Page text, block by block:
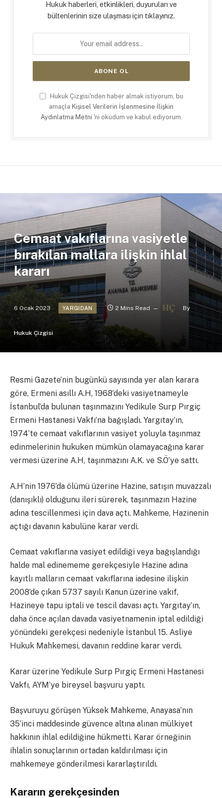
Hukuk haberleri, etkinlikleri, duyuruları ve
bültenlerinin size ulaşması için tıklayınız.
Hukuk Çizgisi'nden haber almak istiyorum, bu
amaçla Kişisel Verilerin İşlenmesine İlişkin
Aydınlatma Metni 'ni okudum ve kabul ediyorum.
Cemaat vakıflarına vasiyetle
bırakılan mallara ilişkin ihlal
kararı
6 Ocak 2023 YARGIDAN 2 Mins Read By
Hukuk Çizgisi
Resmi Gazete’nin bugünkü sayısında yer alan karara
göre, Ermeni asıllı A.H, 1968’deki vasiyetnameyle
İstanbul’da bulunan taşınmazını Yedikule Surp Pırgiç
Ermeni Hastanesi Vakfı’na bağışladı. Yargıtay’ın,
1974’te cemaat vakıflarının vasiyet yoluyla taşınmaz
edinmelerinin hukuken mümkün olamayacağına karar
vermesi üzerine A.H, taşınmazını A.K. ve S.Ö’ye sattı.
A.H’nin 1976’da ölümü üzerine Hazine, satışın muvazzalı
(danışıklı) olduğunu ileri sürerek, taşınmazın Hazine
adına tescillenmesi için dava açtı. Mahkeme, Hazinenin
açtığı davanın kabulüne karar verdi.
Cemaat vakıflarına vasiyet edildiği veya bağışlandığı
halde mal edinememe gerekçesiyle Hazine adına
kayıtlı malların cemaat vakıflarına iadesine ilişkin
2008’de çıkan 5737 sayılı Kanun üzerine vakıf,
Hazineye tapu iptali ve tescil davası açtı. Yargıtay’ın,
daha önce açılan davada vasiyetnamenin iptal edildiği
yönündeki gerekçesi nedeniyle İstanbul 15. Asliye
Hukuk Mahkemesi, davanın reddine karar verdi.
Karar üzerine Yedikule Surp Pırgiç Ermeni Hastanesi
Vakfı, AYM’ye bireysel başvuru yaptı.
Başvuruyu görüşen Yüksek Mahkeme, Anayasa’nın
35’inci maddesinde güvence altına alınan mülkiyet
hakkının ihlal edildiğine hükmetti. Karar örneğinin
ihlalin sonuçlarının ortadan kaldırılması için
mahkemeye gönderilmesi kararlaştırıldı.
Kararın gerekçesinden